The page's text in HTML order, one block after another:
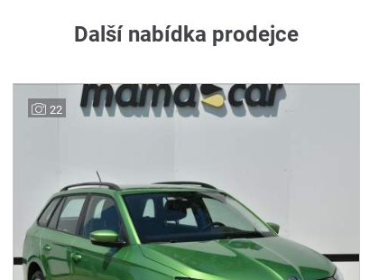
Další nabídka prodejce
22